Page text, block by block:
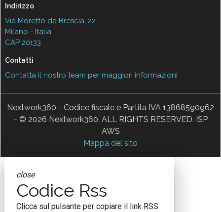
Indirizzo
Via Moretto da Brescia, 22
Milano - Italia
CAP 20133
Contatti
Contatta il nostro team per maggiori informazioni
Nextwork360 - Codice fiscale e Partita IVA 13868590962
- © 2026 Nextwork360. ALL RIGHTS RESERVED. ISP
AWS
Mappa del sito
close
Codice Rss
Clicca sul pulsante per copiare il link RSS